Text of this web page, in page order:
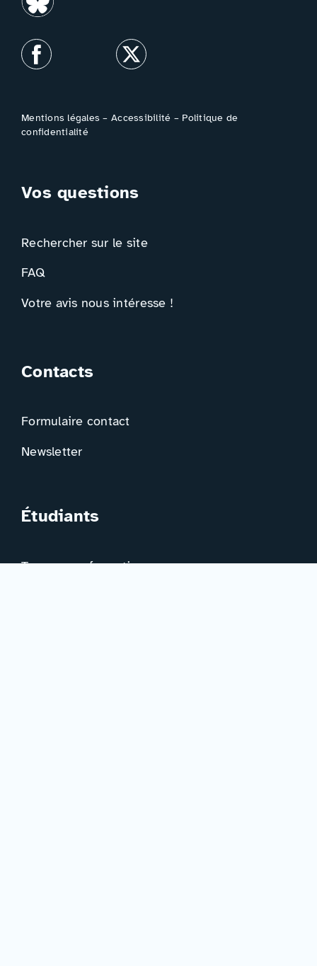
Mentions légales –Accessibilité – Politique de
confidentialité
Vos questions
Rechercher sur le site
FAQ
Votre avis nous intéresse !
Contacts
Formulaire contact
Newsletter
Étudiants
Trouver ma formation